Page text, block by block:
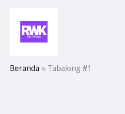
konten
Beranda Tabalong #1